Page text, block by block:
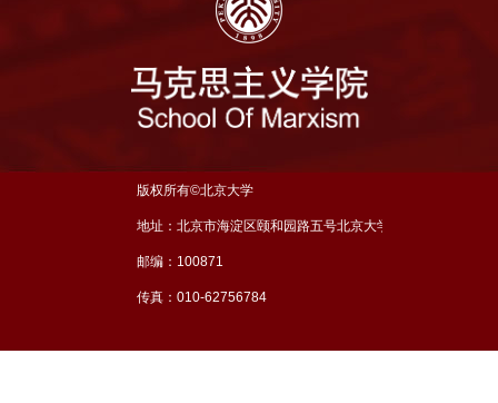
版权所有©北京大学
地址：北京市海淀区颐和园路五号北京大学理科五号楼三层
邮编：100871
传真：010-62756784